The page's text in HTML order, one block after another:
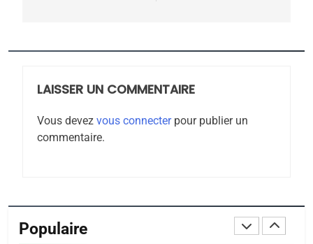
LAISSER UN COMMENTAIRE
Vous devez vous connecterpour publier un
commentaire.
Populaire
JUDAISME
8
Tafraout, le miel de Tadla